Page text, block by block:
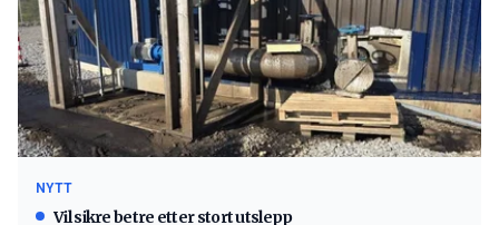
NYTT
Vil sikre betre etter stort utslepp